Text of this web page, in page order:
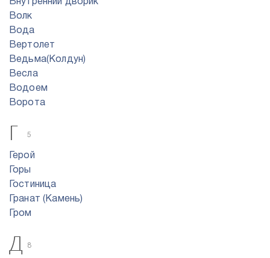
Внутренний дворик
Волк
Вода
Вертолет
Ведьма(Колдун)
Весла
Водоем
Ворота
Г 5
Герой
Горы
Гостиница
Гранат (Камень)
Гром
Д 8